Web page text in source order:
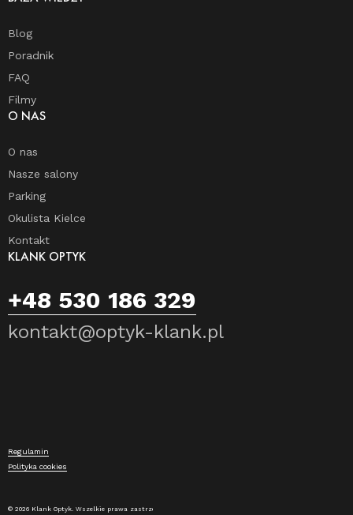
Blog
Poradnik
FAQ
Filmy
O NAS
O nas
Nasze salony
Parking
Okulista Kielce
Kontakt
KLANK OPTYK
+48 530 186 329
kontakt@optyk-klank.pl
© 2026 Klank Optyk. Wszelkie prawa zastrzeżone.
Regulamin
Polityka cookies